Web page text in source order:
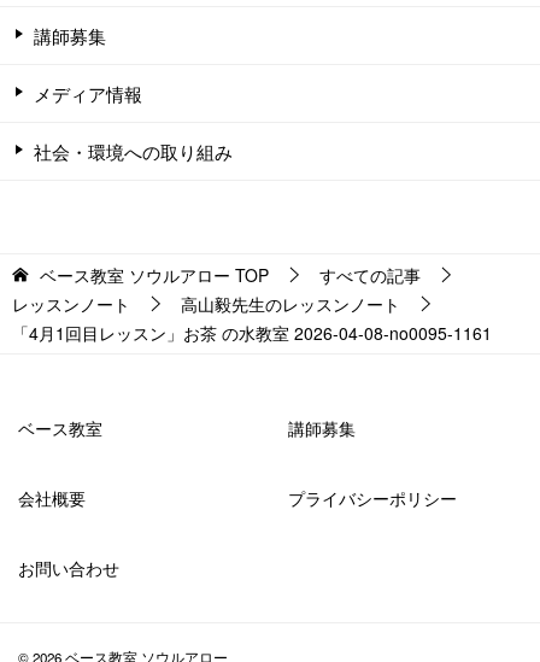
講師募集
メディア情報
社会・環境への取り組み
ベース教室 ソウルアロー TOP
すべての記事
レッスンノート
高山毅先生のレッスンノート
「4月1回目レッスン」お茶 の水教室 2026-04-08-no0095-1161
ベース教室 講師募集
会社概要 プライバシーポリシー
お問い合わせ
© 2026 ベース教室 ソウルアロー